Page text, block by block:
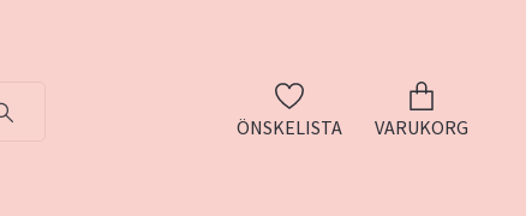
ÖNSKELISTA VARUKORG